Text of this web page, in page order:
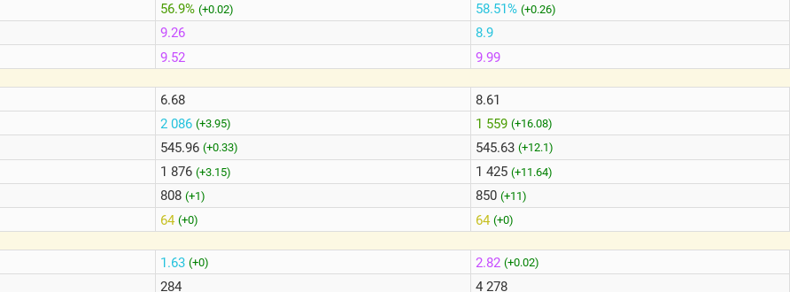
56.9%(+0.02)
9.26
9.52
6.68
2 086(+3.95)
545.96(+0.33)
1 876(+3.15)
808(+1)
64(+0)
1.63(+0)
284
58.51% (+0.26)
8.9
9.99
8.61
1 559 (+16.08)
545.63 (+12.1)
1 425 (+11.64)
850 (+11)
64 (+0)
2.82 (+0.02)
4 278